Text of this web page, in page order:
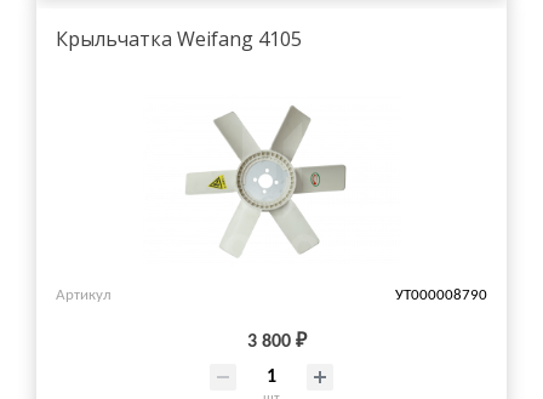
Крыльчатка Weifang 4105
Артикул УТ000008790
3 800 ₽